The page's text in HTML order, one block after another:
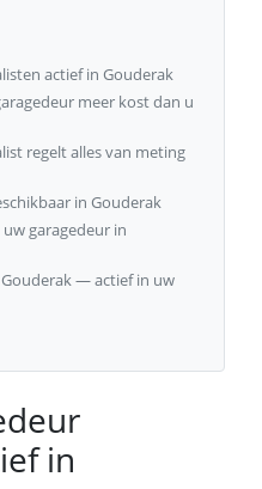
actief in Gouderak
meer kost dan u
regelt alles van meting
in Gouderak
garagedeur in
— actief in uw
in